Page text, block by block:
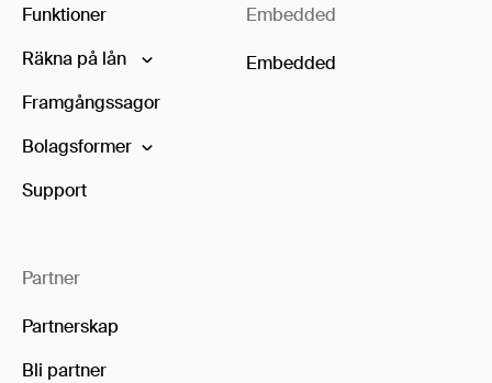
Funktioner
Räkna på lån
Framgångssagor
Bolagsformer
Support
Partner
Partnerskap
Bli partner
Embedded
Embedded